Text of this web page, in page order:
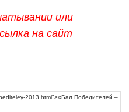
или
на сайт